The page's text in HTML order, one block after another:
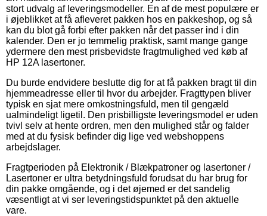
stort udvalg af leveringsmodeller. En af de mest populære er
i øjeblikket at få afleveret pakken hos en pakkeshop, og så
kan du blot gå forbi efter pakken når det passer ind i din
kalender. Den er jo temmelig praktisk, samt mange gange
ydermere den mest prisbevidste fragtmulighed ved køb af
HP 12A lasertoner.
Du burde endvidere beslutte dig for at få pakken bragt til din
hjemmeadresse eller til hvor du arbejder. Fragttypen bliver
typisk en sjat mere omkostningsfuld, men til gengæld
ualmindeligt ligetil. Den prisbilligste leveringsmodel er uden
tvivl selv at hente ordren, men den mulighed står og falder
med at du fysisk befinder dig lige ved webshoppens
arbejdslager.
Fragtperioden på Elektronik / Blækpatroner og lasertoner /
Lasertoner er ultra betydningsfuld forudsat du har brug for
din pakke omgående, og i det øjemed er det sandelig
væsentligt at vi ser leveringstidspunktet på den aktuelle
vare.